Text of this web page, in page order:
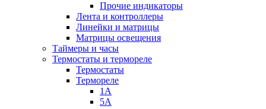
Прочие индикаторы
Лента и контроллеры
Линейки и матрицы
Матрицы освещения
Таймеры и часы
Термостаты и термореле
Термостаты
Термореле
1А
5А